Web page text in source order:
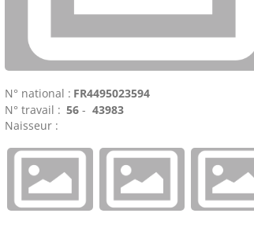
N° national : FR4495023594
N° travail : 56 - 43983
Naisseur :